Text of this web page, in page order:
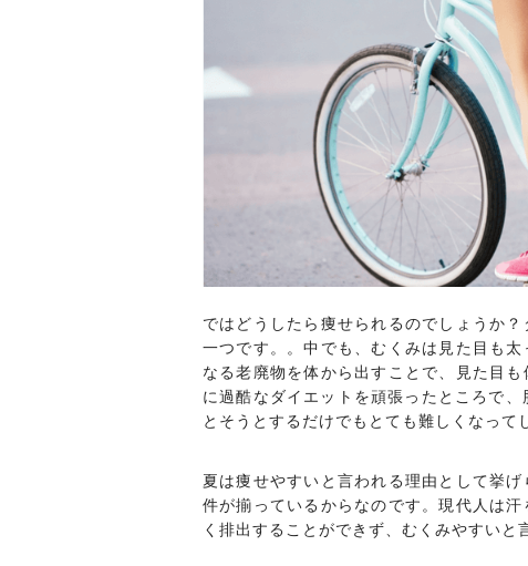
ではどうしたら痩せられるのでしょうか
一つです。。中でも、むくみは見た目も
なる老廃物を体から出すことで、見た目
に過酷なダイエットを頑張ったところで
とそうとするだけでもとても難しくなって
夏は痩せやすいと言われる理由として挙
件が揃っているからなのです。現代人は
く排出することができず、むくみやすいと